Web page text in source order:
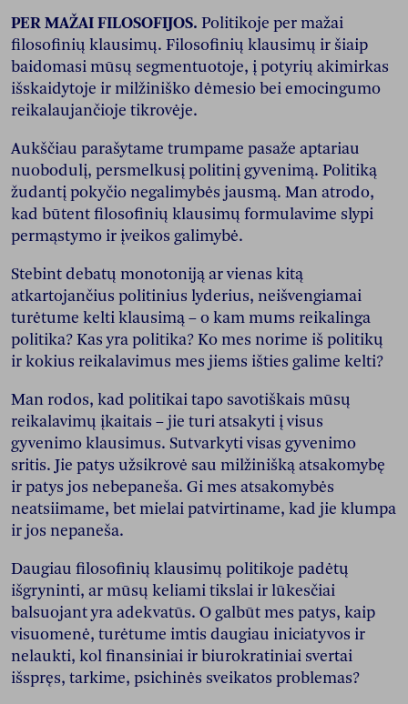
PER MAŽAI FILOSOFIJOS. Politikoje per mažai
filosofinių klausimų. Filosofinių klausimų ir šiaip
baidomasi mūsų segmentuotoje, į potyrių akimirkas
išskaidytoje ir milžiniško dėmesio bei emocingumo
reikalaujančioje tikrovėje.
Aukščiau parašytame trumpame pasaže aptariau
nuobodulį, persmelkusį politinį gyvenimą. Politiką
žudantį pokyčio negalimybės jausmą. Man atrodo,
kad būtent filosofinių klausimų formulavime slypi
permąstymo ir įveikos galimybė.
Stebint debatų monotoniją ar vienas kitą
atkartojančius politinius lyderius, neišvengiamai
turėtume kelti klausimą – o kam mums reikalinga
politika? Kas yra politika? Ko mes norime iš politikų
ir kokius reikalavimus mes jiems išties galime kelti?
Man rodos, kad politikai tapo savotiškais mūsų
reikalavimų įkaitais – jie turi atsakyti į visus
gyvenimo klausimus. Sutvarkyti visas gyvenimo
sritis. Jie patys užsikrovė sau milžinišką atsakomybę
ir patys jos nebepaneša. Gi mes atsakomybės
neatsiimame, bet mielai patvirtiname, kad jie klumpa
ir jos nepaneša.
Daugiau filosofinių klausimų politikoje padėtų
išgryninti, ar mūsų keliami tikslai ir lūkesčiai
balsuojant yra adekvatūs. O galbūt mes patys, kaip
visuomenė, turėtume imtis daugiau iniciatyvos ir
nelaukti, kol finansiniai ir biurokratiniai svertai
išspręs, tarkime, psichinės sveikatos problemas?